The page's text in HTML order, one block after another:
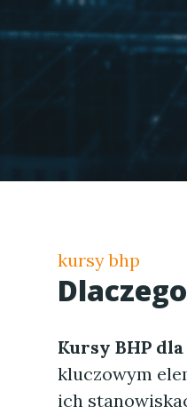
kursy bhp
Dlaczego
Kursy BHP
kluczowym
ich